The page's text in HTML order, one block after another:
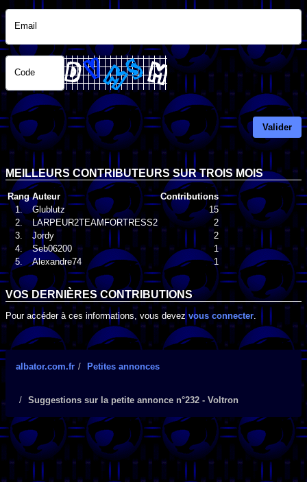
Email
Code
Valider
MEILLEURS CONTRIBUTEURS SUR TROIS MOIS
Rang Auteur
Contributions
1.
Glublutz
15
2.
LARPEUR2TEAMFORTRESS2
2
3.
Jordy
2
4.
Seb06200
1
5.
Alexandre74 1
VOS DERNIÈRES CONTRIBUTIONS
Pour accéder à ces informations, vous devez vous connecter
albator.com.fr Petites annonces
Suggestions sur la petite annonce n°232 - Voltron